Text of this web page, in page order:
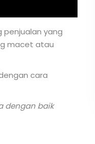
penjualan yang
macet atau
dengan cara
dengan baik